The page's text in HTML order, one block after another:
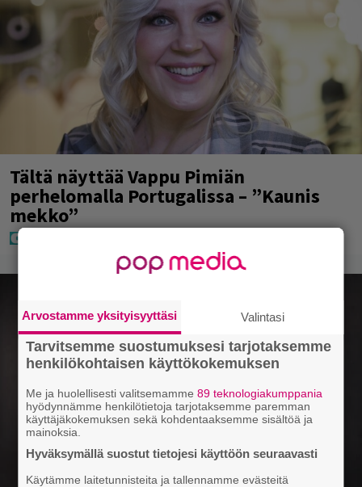
Tältä näyttää Vappu Pimiän
perhelomalla Portugalissa – ”Kaunis
mekko”
Arvostamme yksityisyyttäsi Valintasi
Tarvitsemme suostumuksesi tarjotaksemme
henkilökohtaisen käyttökokemuksen
Me ja huolellisesti valitsemamme89 teknologiakumppania
hyödynnämme henkilötietoja tarjotaksemme paremman
käyttäjäkokemuksen sekä kohdentaaksemme sisältöä ja
mainoksia.
Hyväksymällä suostut tietojesi käyttöön seuraavasti
Käytämme laitetunnisteita ja tallennamme evästeitä